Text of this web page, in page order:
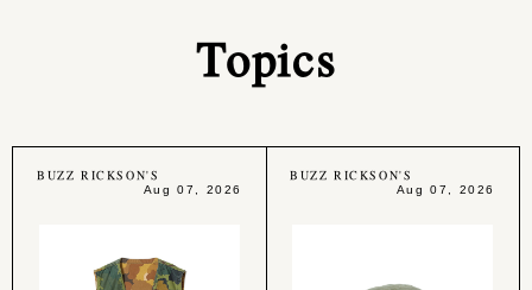
Topics
BUZZ RICKSON'S
Aug 07, 2026
BUZZ RICKSON'S
Aug 07, 2026